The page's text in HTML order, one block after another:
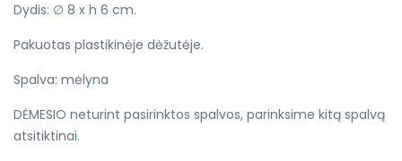
Dydis: ∅ 8 x h 6 cm.
Pakuotas plastikinėje dėžutėje.
Spalva: mėlyna
DĖMESIO neturint pasirinktos spalvos, parinksime kitą spalvą
atsitiktinai.